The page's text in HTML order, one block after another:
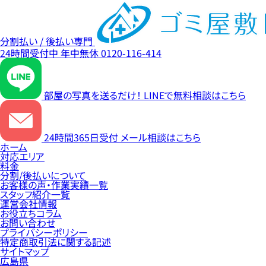
分割払い / 後払い専門
24時間受付中 年中無休0120-116-414
部屋の写真を送るだけ！ LINEで無料相談はこちら
24時間365日受付 メール相談はこちら
ホーム
対応エリア
料金
分割/後払いについて
お客様の声・作業実績一覧
スタッフ紹介一覧
運営会社情報
お役立ちコラム
お問い合わせ
プライバシーポリシー
特定商取引法に関する記述
サイトマップ
広島県